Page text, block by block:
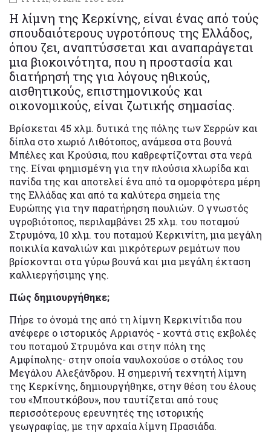
H λίμνη της Κερκίνης, είναι ένας από τούς
σπουδαιότερους υγροτόπους της Ελλάδος,
όπου ζει, αναπτύσσεται και αναπαράγεται
μια βιοκοινότητα, που η προστασία και
διατήρησή της για λόγους ηθικούς,
αισθητικούς, επιστημονικούς και
οικονομικούς, είναι ζωτικής σημασίας.
Βρίσκεται 45 χλμ. δυτικά της πόλης των Σερρών και
δίπλα στο χωριό Λιθότοπος, ανάμεσα στα βουνά
Μπέλες και Κρούσια, που καθρεφτίζονται στα νερά
της. Είναι φημισμένη για την πλούσια χλωρίδα και
πανίδα της και αποτελεί ένα από τα ομορφότερα μέρη
της Ελλάδας και από τα καλύτερα σημεία της
Ευρώπης για την παρατήρηση πουλιών. Ο γνωστός
υγροβιότοπος, περιλαμβάνει 25 χλμ. του ποταμού
Στρυμόνα, 10 χλμ. του ποταμού Κερκινίτη, μια μεγάλη
ποικιλία καναλιών και μικρότερων ρεμάτων που
βρίσκονται στα γύρω βουνά και μια μεγάλη έκταση
καλλιεργήσιμης γης.
Πώς δημιουργήθηκε;
Πήρε το όνομά της από τη λίμνη Κερκινίτιδα που
ανέφερε ο ιστορικός Αρριανός - κοντά στις εκβολές
του ποταμού Στρυμόνα και στην πόλη της
Αμφίπολης- στην οποία ναυλοχούσε ο στόλος του
Μεγάλου Αλεξάνδρου. H σημερινή τεχνητή λίμνη
της Κερκίνης, δημιουργήθηκε, στην θέση του έλους
του «Μπουτκόβου», που ταυτίζεται από τους
περισσότερους ερευνητές της ιστορικής
γεωγραφίας, με την αρχαία λίμνη Πρασιάδα.